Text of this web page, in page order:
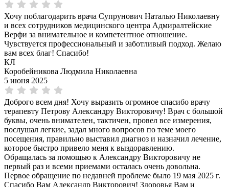
Хочу поблагодарить врача Супрунович Наталью Николаевну
и всех сотрудников медицинского центра Адмиралтейские
Верфи за внимательное и компетентное отношение.
Чувствуется профессиональный и заботливый подход. Желаю
вам всех благ! Спасибо!
КЛ
Коробейникова Людмила Николаевна
5 июня 2025
Доброго всем дня! Хочу выразить огромное спасибо врачу
терапевту Петрову Александру Викторовичу! Врач с большой
буквы, очень внимателен, тактичен, провел все измерения,
послушал легкие, задал много вопросов по теме моего
посещения, правильно выставил диагноз и назначил лечение,
которое быстро привело меня к выздоравлению.
Обращалась за помощью к Александру Викторовичу не
первый раз и всеми приемами осталась очень довольна.
Первое обращение по недавней проблеме было 19 мая 2025 г.
Спасибо Вам Александр Викторович! Здоровья Вам и